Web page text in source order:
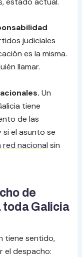
judiciales
es la misma.
llamar.
Un
tiene
de las
el asunto se
red nacional sin
de
toda Galicia
tiene sentido,
el despacho: